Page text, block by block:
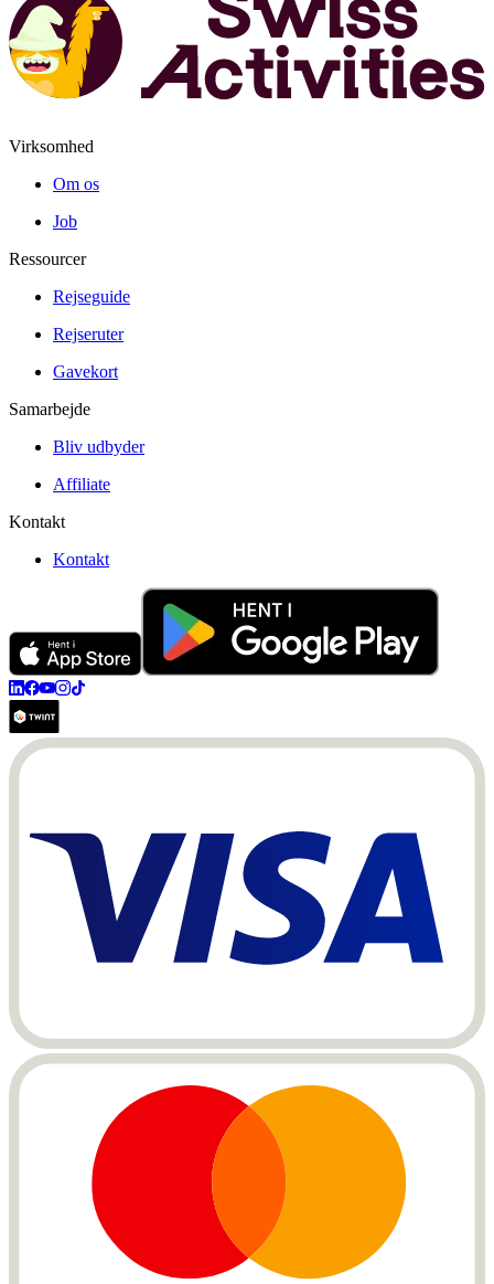
Virksomhed
Om os
Job
Ressourcer
Rejseguide
Rejseruter
Gavekort
Samarbejde
Bliv udbyder
Affiliate
Kontakt
Kontakt